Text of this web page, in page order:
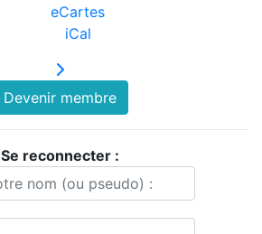
eCartes
iCal
Devenir membre
Se reconnecter :